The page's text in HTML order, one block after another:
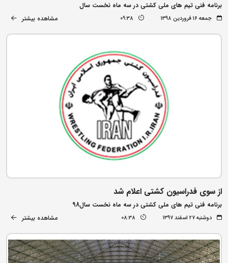
برنامه فنی تیم های ملی کشتی در سه ماه نخست سال
جمعه ۱۶ فروردین ۱۳۹۸ 09:38 مشاهده بیشتر
از سوی فدراسیون کشتی اعلام شد
برنامه فنی تیم های ملی کشتی در سه ماه نخست سال98
دوشنبه ۲۷ اسفند ۱۳۹۷ 08:38 مشاهده بیشتر